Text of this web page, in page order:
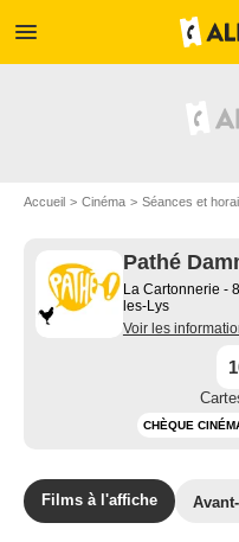
menu
Accueil Cinéma Séances et
Pathé
La Cartonnerie -
les-Lys
Voir les
CHÈQUE
Films à l'affiche